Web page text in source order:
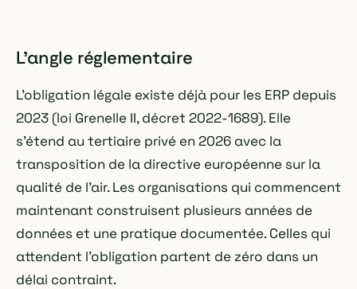
L'angle réglementaire
L'obligation légale existe déjà pour les ERP depuis
2023 (loi Grenelle II, décret 2022-1689). Elle
s'étend au tertiaire privé en 2026 avec la
transposition de la directive européenne sur la
qualité de l'air. Les organisations qui commencent
maintenant construisent plusieurs années de
données et une pratique documentée. Celles qui
attendent l'obligation partent de zéro dans un
délai contraint.